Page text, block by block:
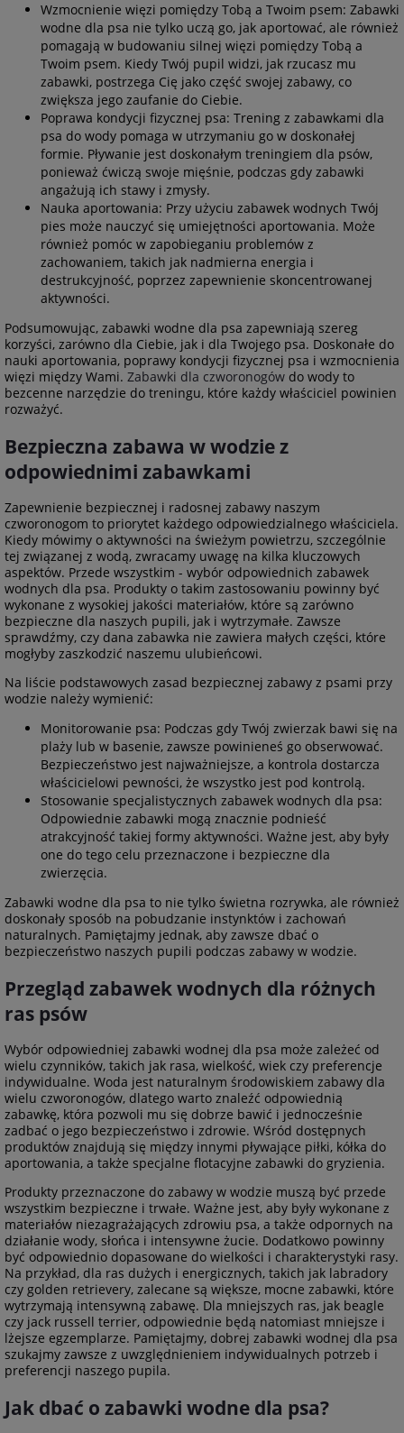
Wzmocnienie więzi pomiędzy Tobą a Twoim psem: Zabawki
wodne dla psa nie tylko uczą go, jak aportować, ale również
pomagają w budowaniu silnej więzi pomiędzy Tobą a
Twoim psem. Kiedy Twój pupil widzi, jak rzucasz mu
zabawki, postrzega Cię jako część swojej zabawy, co
zwiększa jego zaufanie do Ciebie.
Poprawa kondycji fizycznej psa: Trening z zabawkami dla
psa do wody pomaga w utrzymaniu go w doskonałej
formie. Pływanie jest doskonałym treningiem dla psów,
ponieważ ćwiczą swoje mięśnie, podczas gdy zabawki
angażują ich stawy i zmysły.
Nauka aportowania: Przy użyciu zabawek wodnych Twój
pies może nauczyć się umiejętności aportowania. Może
również pomóc w zapobieganiu problemów z
zachowaniem, takich jak nadmierna energia i
destrukcyjność, poprzez zapewnienie skoncentrowanej
aktywności.
Podsumowując, zabawki wodne dla psa zapewniają szereg
korzyści, zarówno dla Ciebie, jak i dla Twojego psa. Doskonałe do
nauki aportowania, poprawy kondycji fizycznej psa i wzmocnienia
więzi między Wami. Zabawki dla czworonogów do wody to
bezcenne narzędzie do treningu, które każdy właściciel powinien
rozważyć.
Bezpieczna zabawa w wodzie z
odpowiednimi zabawkami
Zapewnienie bezpiecznej i radosnej zabawy naszym
czworonogom to priorytet każdego odpowiedzialnego właściciela.
Kiedy mówimy o aktywności na świeżym powietrzu, szczególnie
tej związanej z wodą, zwracamy uwagę na kilka kluczowych
aspektów. Przede wszystkim - wybór odpowiednich zabawek
wodnych dla psa. Produkty o takim zastosowaniu powinny być
wykonane z wysokiej jakości materiałów, które są zarówno
bezpieczne dla naszych pupili, jak i wytrzymałe. Zawsze
sprawdźmy, czy dana zabawka nie zawiera małych części, które
mogłyby zaszkodzić naszemu ulubieńcowi.
Na liście podstawowych zasad bezpiecznej zabawy z psami przy
wodzie należy wymienić:
Monitorowanie psa: Podczas gdy Twój zwierzak bawi się na
plaży lub w basenie, zawsze powinieneś go obserwować.
Bezpieczeństwo jest najważniejsze, a kontrola dostarcza
właścicielowi pewności, że wszystko jest pod kontrolą.
Stosowanie specjalistycznych zabawek wodnych dla psa:
Odpowiednie zabawki mogą znacznie podnieść
atrakcyjność takiej formy aktywności. Ważne jest, aby były
one do tego celu przeznaczone i bezpieczne dla
zwierzęcia.
Zabawki wodne dla psa to nie tylko świetna rozrywka, ale również
doskonały sposób na pobudzanie instynktów i zachowań
naturalnych. Pamiętajmy jednak, aby zawsze dbać o
bezpieczeństwo naszych pupili podczas zabawy w wodzie.
Przegląd zabawek wodnych dla różnych
ras psów
Wybór odpowiedniej zabawki wodnej dla psa może zależeć od
wielu czynników, takich jak rasa, wielkość, wiek czy preferencje
indywidualne. Woda jest naturalnym środowiskiem zabawy dla
wielu czworonogów, dlatego warto znaleźć odpowiednią
zabawkę, która pozwoli mu się dobrze bawić i jednocześnie
zadbać o jego bezpieczeństwo i zdrowie. Wśród dostępnych
produktów znajdują się między innymi pływające piłki, kółka do
aportowania, a także specjalne flotacyjne zabawki do gryzienia.
Produkty przeznaczone do zabawy w wodzie muszą być przede
wszystkim bezpieczne i trwałe. Ważne jest, aby były wykonane z
materiałów niezagrażających zdrowiu psa, a także odpornych na
działanie wody, słońca i intensywne żucie. Dodatkowo powinny
być odpowiednio dopasowane do wielkości i charakterystyki rasy.
Na przykład, dla ras dużych i energicznych, takich jak labradory
czy golden retrievery, zalecane są większe, mocne zabawki, które
wytrzymają intensywną zabawę. Dla mniejszych ras, jak beagle
czy jack russell terrier, odpowiednie będą natomiast mniejsze i
lżejsze egzemplarze. Pamiętajmy, dobrej zabawki wodnej dla psa
szukajmy zawsze z uwzględnieniem indywidualnych potrzeb i
preferencji naszego pupila.
Jak dbać o zabawki wodne dla psa?